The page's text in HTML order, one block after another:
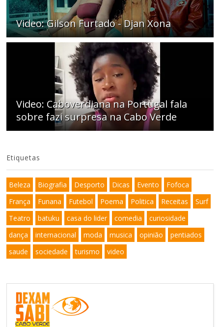
Video: Gilson Furtado - Djan Xona
Video: Caboverdiana na Portugal fala
sobre fazi surpresa na Cabo Verde
Etiquetas
Beleza Biografia Desporto Dicas Evento
Fofoca
França
Funana Futebol Poema Politica Receitas
Surf
Teatro
batuku casa do lider comedia
curiosidade
dança
internacional moda musica opinião
pentiados
saude
sociedade turismo video